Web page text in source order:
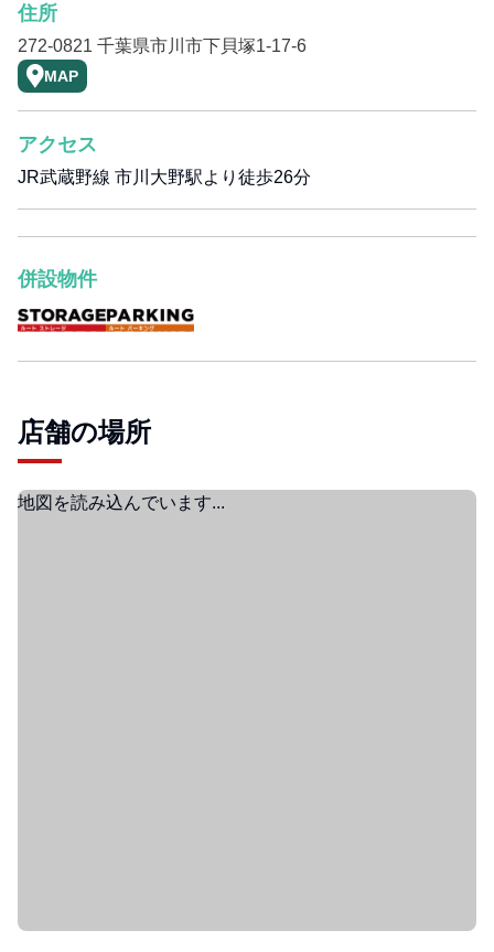
住所
272-0821 千葉県市川市下貝塚1-17-6
MAP
アクセス
JR武蔵野線 市川大野駅より徒歩26分
併設物件
店舗の場所
地図を読み込んでいます...